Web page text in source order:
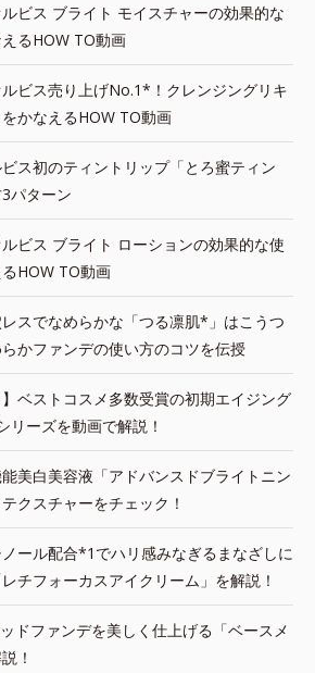
ルビス ブライト モイスチャーの効果的な
るHOW TO動画
ルビス売り上げNo.1*！クレンジングリキ
かなえるHOW TO動画
ビス初のティントリップ「とろ蜜ティン
パターン
ルビス ブライト ローションの効果的な使
HOW TO動画
レスでなめらかな「つる凛肌*」はこうつ
かファンデの使い方のコツを伝授
】ベストコスメ多数受賞の初期エイジング
ーズを動画で解説！
能美白美容液「アドバンスドブライトニン
クスチャーをチェック！
ノール配合*1でハリ感みなぎるまなざしに
チフォーカスアイクリーム」を解説！
ドファンデを美しく仕上げる「ベースメ
！